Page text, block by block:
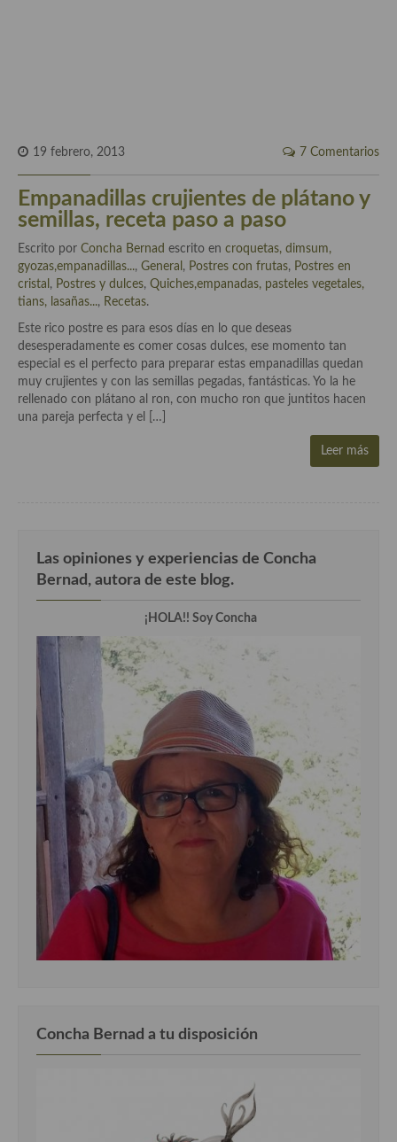
En El Candelero
Las opiniones de la «Cocinera»
Prensa
Recetas
Acompañamientos
Airfryer recetas
Aderezos, salsas, vinagretas, especias, hierbas aromáticas o
Mojos y pastas
Salsas y mojos
Aperitivos
Bocadillos, hamburguesas, sándwich, emparedados, tostas y
demás
Entrantes y primeros platos
Ensaladas
Entrantes
Gazpachos, salmorejos, sopas y cremas frías
19 febrero, 2013 7 Comentarios
Empanadillas crujientes de plátano y
semillas, receta paso a paso
Escrito por Concha Bernad escrito en croquetas, dimsum,
gyozas,empanadillas..., General , Postres con frutas, Postres en
cristal , Postres y dulces, Quiches,empanadas, pasteles vegetales,
tians, lasañas..., Recetas.
Este rico postre es para esos días en lo que deseas
desesperadamente es comer cosas dulces, ese momento tan
especial es el perfecto para preparar estas empanadillas quedan
muy crujientes y con las semillas pegadas, fantásticas. Yo la he
rellenado con plátano al ron, con mucho ron que juntitos hacen
una pareja perfecta y el […]
Leer más
Las opiniones y experiencias de Concha
Bernad, autora de este blog.
¡HOLA!! Soy Concha
Concha Bernad a tu disposición